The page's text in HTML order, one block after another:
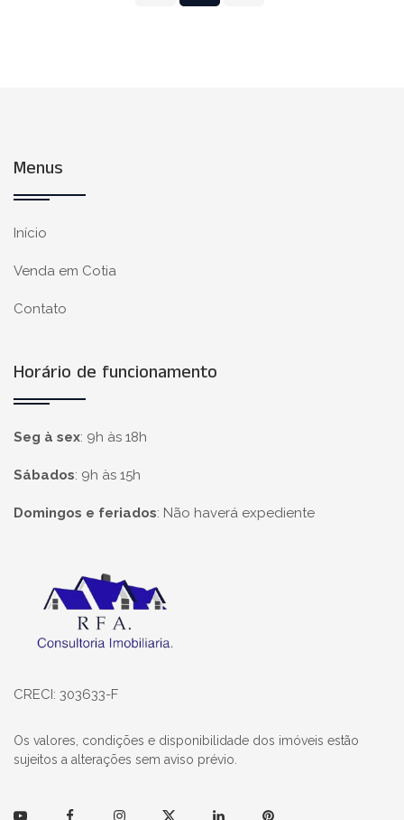
Menus
Início
Venda em Cotia
Contato
Horário de funcionamento
Seg à sex: 9h às 18h
Sábados: 9h às 15h
Domingos e feriados: Não haverá expediente
Página inicial
CRECI: 303633-F
Os valores, condições e disponibilidade dos imóveis estão
sujeitos a alterações sem aviso prévio.
YoutubeFacebookInstagramTwitter LinkedinPinterest